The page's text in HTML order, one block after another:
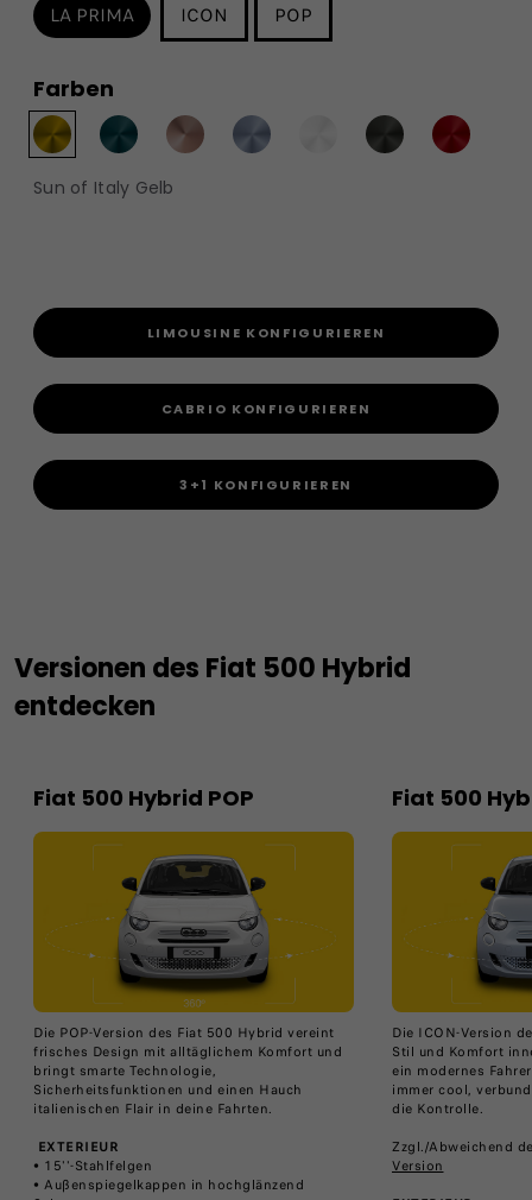
LA PRIMA ICON POP
Farben
Sun of Italy Gelb
LIMOUSINE KONFIGURIEREN
CABRIO KONFIGURIEREN
3+1 KONFIGURIEREN
Versionen des Fiat 500 Hybrid
entdecken
Fiat 500 Hybrid POP
Die POP-Version des Fiat 500 Hybrid vereint
frisches Design mit alltäglichem Komfort und
bringt smarte Technologie,
Sicherheitsfunktionen und einen Hauch
italienischen Flair in deine Fahrten.
EXTERIEUR
• 15''-Stahlfelgen
• Außenspiegelkappen in hochglänzend
Fiat 500
Die ICON-Version
Stil und Komfort
ein modernes
immer cool,
die Kontrolle.
Zzgl./Abweichend
Version